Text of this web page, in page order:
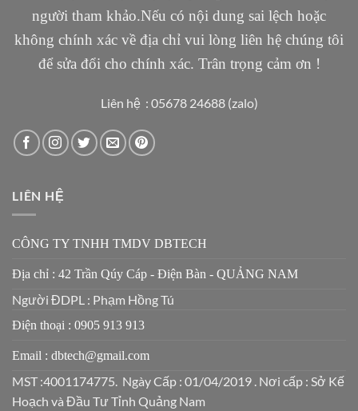
người tham khảo.Nếu có nội dung sai lệch hoặc
không chính xác về địa chỉ vui lòng liên hệ chúng tôi
để sửa đổi cho chính xác. Trân trọng cảm ơn !
Liên hệ : 05678 24688 (zalo)
LIÊN HỆ
CÔNG TY TNHH TMDV DBTECH
Địa chỉ : 42 Trần Qúy Cáp - Điện Bàn - QUẢNG NAM
Người ĐDPL : Phạm Hồng Tú
Điện thoại : 0905 913 913
Email : dbtech@gmail.com
MST :4001174775. Ngày Cấp : 01/04/2019 . Nơi cấp : Sở Kế
Hoạch và Đầu Tư Tỉnh Quảng Nam